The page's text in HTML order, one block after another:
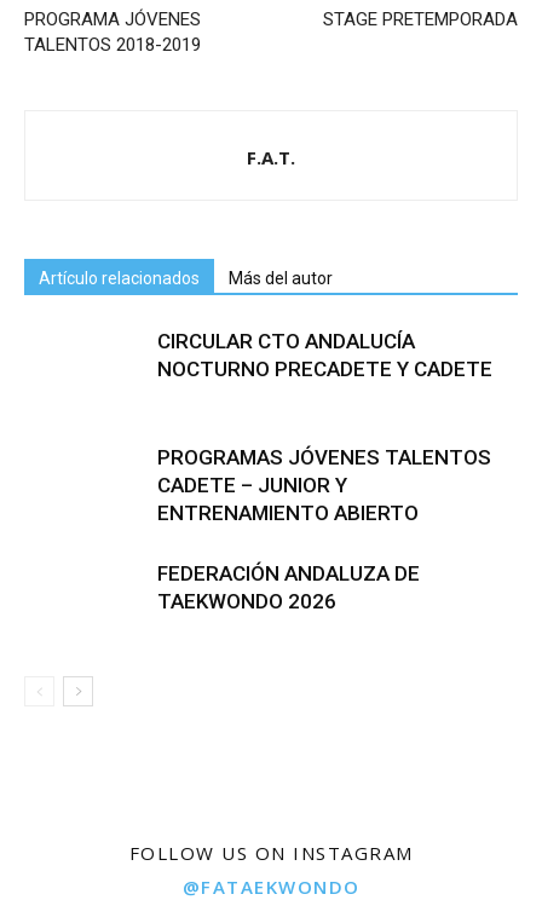
PROGRAMA JÓVENES
TALENTOS 2018-2019
STAGE PRETEMPORADA
F.A.T.
Artículo relacionados Más del autor
CIRCULAR CTO ANDALUCÍA
NOCTURNO PRECADETE Y CADETE
PROGRAMAS JÓVENES TALENTOS
CADETE – JUNIOR Y
ENTRENAMIENTO ABIERTO
FEDERACIÓN ANDALUZA DE
TAEKWONDO 2026
FOLLOW US ON INSTAGRAM
@FATAEKWONDO